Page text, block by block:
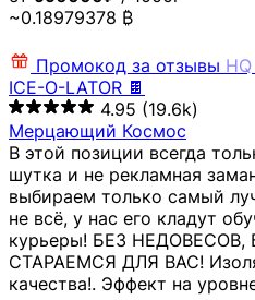
~0.18979378 ₿
Промокод за отзывы HQ
ICE-O-LATOR 🍫
4.95 (19.6k)
Мерцающий Космос
В этой позиции всегда
шутка и не рекламная
выбираем только самый
не всё, у нас его кладут
курьеры! БЕЗ
СТАРАЕМСЯ ДЛЯ ВАС!
качества!. Эффект на